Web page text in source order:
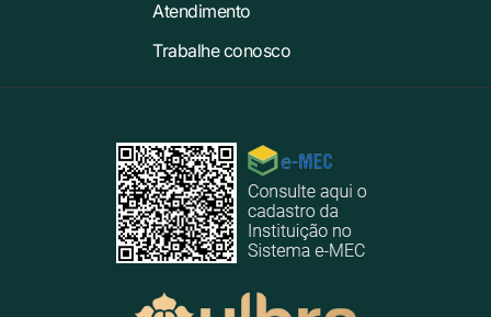
Atendimento
Trabalhe conosco